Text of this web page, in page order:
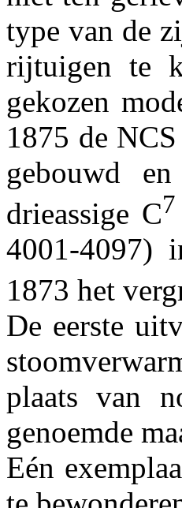
type van de
rijtuigen te
gekozen
1875 de
gebouwd
drieassige C7
4001-4097)
1873 het
De eerste
plaats van
genoemde
Eén